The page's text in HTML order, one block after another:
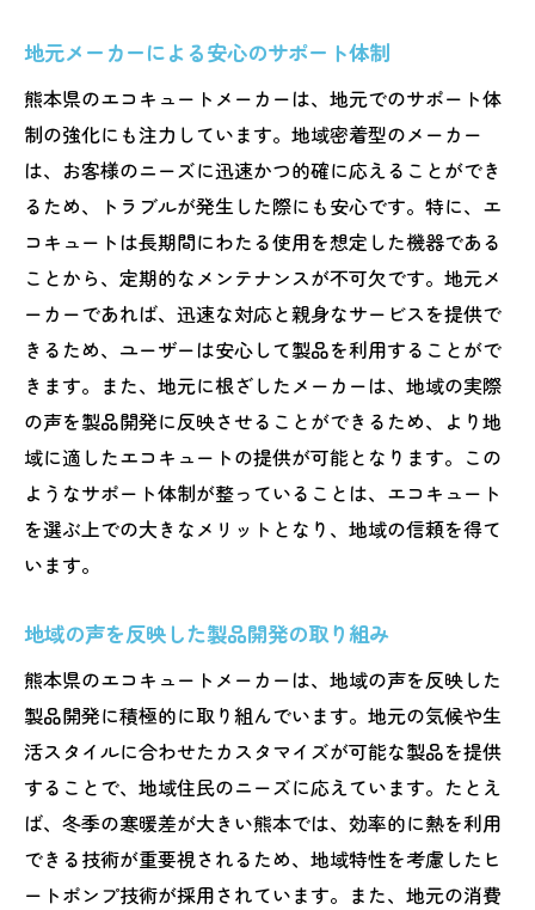
地元メーカーによる安心のサポート体制
熊本県のエコキュートメーカーは、地元でのサポート体
制の強化にも注力しています。地域密着型のメーカー
は、お客様のニーズに迅速かつ的確に応えることができ
るため、トラブルが発生した際にも安心です。特に、エ
コキュートは長期間にわたる使用を想定した機器である
ことから、定期的なメンテナンスが不可欠です。地元メ
ーカーであれば、迅速な対応と親身なサービスを提供で
きるため、ユーザーは安心して製品を利用することがで
きます。また、地元に根ざしたメーカーは、地域の実際
の声を製品開発に反映させることができるため、より地
域に適したエコキュートの提供が可能となります。この
ようなサポート体制が整っていることは、エコキュート
を選ぶ上での大きなメリットとなり、地域の信頼を得て
います。
地域の声を反映した製品開発の取り組み
熊本県のエコキュートメーカーは、地域の声を反映した
製品開発に積極的に取り組んでいます。地元の気候や生
活スタイルに合わせたカスタマイズが可能な製品を提供
することで、地域住民のニーズに応えています。たとえ
ば、冬季の寒暖差が大きい熊本では、効率的に熱を利用
できる技術が重要視されるため、地域特性を考慮したヒ
ートポンプ技術が採用されています。また、地元の消費